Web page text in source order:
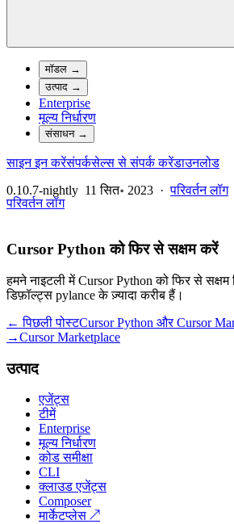
मॉडल →
उत्पाद →
Enterprise
मूल्य निर्धारण
संसाधन→
साइन इन करेंसंपर्कसेल्स से संपर्क करेंडाउनलोड
0.10.7-nightly 11 सित॰ 2023 ·परिवर्तन लॉग
परिवर्तन लॉग
Cursor Python को फिर से सक्षम करें
हमने नाइटली में Cursor Python को फिर से
डिफ़ॉल्ट्स pylance के ज़्यादा करीब हैं।
← पिछली पोस्टCursor Python और Cursor
→Cursor Marketplace
उत्पाद
एजेंट्स
टीमें
Enterprise
मूल्य निर्धारण
कोड समीक्षा
CLI
क्लाउड एजेंट्स
Composer
मार्केटप्लेस ↗